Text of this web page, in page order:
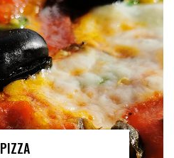
PIZZA